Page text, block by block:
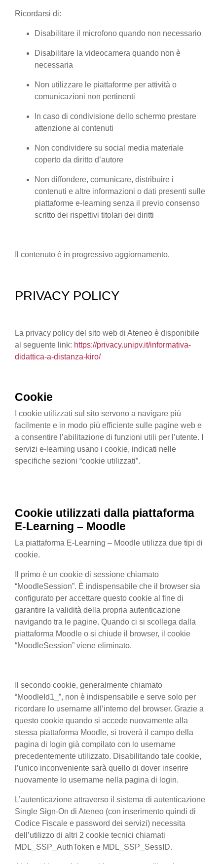
Ricordarsi di:
Disabilitare il microfono quando non necessario
Disabilitare la videocamera quando non è
necessaria
Non utilizzare le piattaforme per attività o
comunicazioni non pertinenti
In caso di condivisione dello schermo prestare
attenzione ai contenuti
Non condividere su social media materiale
coperto da diritto d’autore
Non diffondere, comunicare, distribuire i
contenuti e altre informazioni o dati presenti sulle
piattaforme e-learning senza il previo consenso
scritto dei rispettivi titolari dei diritti
Il contenuto è in progressivo aggiornamento.
PRIVACY POLICY
La privacy policy del sito web di Ateneo è disponibile
al seguente link: https://privacy.unipv.it/informativa-
didattica-a-distanza-kiro/
Cookie
I cookie utilizzati sul sito servono a navigare più
facilmente e in modo più efficiente sulle pagine web e
a consentire l’abilitazione di funzioni utili per l’utente. I
servizi e-learning usano i cookie, indicati nelle
specifiche sezioni “cookie utilizzati”.
Cookie utilizzati dalla piattaforma
E-Learning – Moodle
La piattaforma E-Learning – Moodle utilizza due tipi di
cookie.
Il primo è un cookie di sessione chiamato
“MoodleSession”. È indispensabile che il browser sia
configurato per accettare questo cookie al fine di
garantire la validità della propria autenticazione
navigando tra le pagine. Quando ci si scollega dalla
piattaforma Moodle o si chiude il browser, il cookie
“MoodleSession” viene eliminato.
Il secondo cookie, generalmente chiamato
“MoodleId1_”, non è indispensabile e serve solo per
ricordare lo username all’interno del browser. Grazie a
questo cookie quando si accede nuovamente alla
stessa piattaforma Moodle, si troverà il campo della
pagina di login già compilato con lo username
precedentemente utilizzato. Disabilitando tale cookie,
l’unico inconveniente sarà quello di dover inserire
nuovamente lo username nella pagina di login.
L’autenticazione attraverso il sistema di autenticazione
Single Sign-On di Ateneo (con inserimento quindi di
Codice Fiscale e password dei servizi) necessita
dell’utilizzo di altri 2 cookie tecnici chiamati
MDL_SSP_AuthToken e MDL_SSP_SessID.